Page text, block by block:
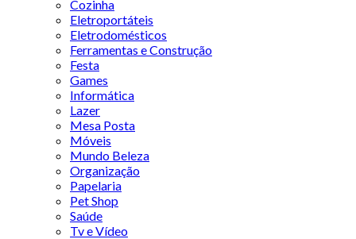
Cozinha
Eletroportáteis
Eletrodomésticos
Ferramentas e Construção
Festa
Games
Informática
Lazer
Mesa Posta
Móveis
Mundo Beleza
Organização
Papelaria
Pet Shop
Saúde
Tv e Vídeo